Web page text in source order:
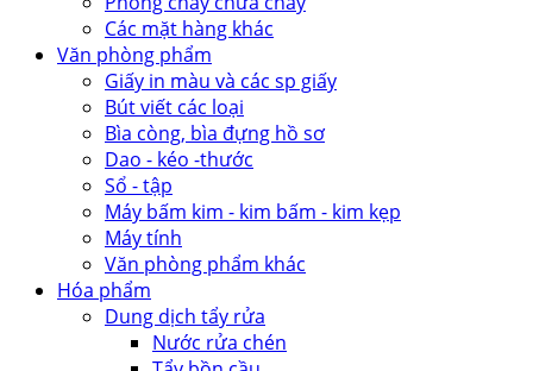
Các mặt hàng khác
Văn phòng phẩm
Giấy in màu và các sp giấy
Bút viết các loại
Bìa còng, bìa đựng hồ sơ
Dao - kéo -thước
Sổ - tập
Máy bấm kim - kim bấm - kim kẹp
Máy tính
Văn phòng phẩm khác
Hóa phẩm
Dung dịch tẩy rửa
Nước rửa chén